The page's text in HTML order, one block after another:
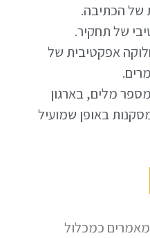
של הכתיבה.
של תחקיר.
אפקטיבית של
מלים, בארגון
באופן שמועיל
כמכלול